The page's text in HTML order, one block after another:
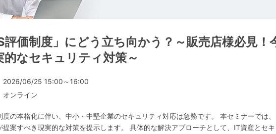
評価制度」にどう立ち向かう？～販売店様必見！
的なセキュリティ対策～
2026/06/25 15:00～16:00
オンライン
度の本格化に伴い、中小・中堅企業のセキュリティ対応は急務です。 本セミナーでは
提案すべき現実的な対策を提示します。 具体的な解決アプローチとして、IT資産とセ